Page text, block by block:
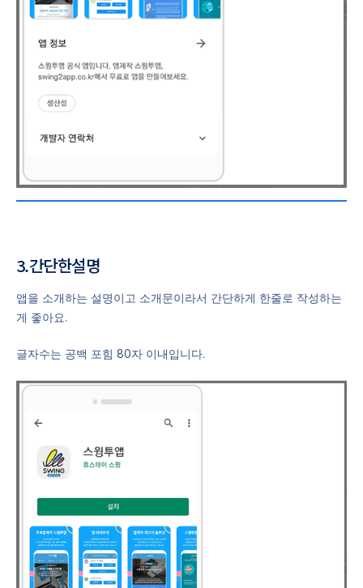
3.간단한설명
앱을 소개하는 설명이고 소개문이라서 간단하게 한줄로 작성하는
게 좋아요.
글자수는 공백 포힘 80자 이내입니다.